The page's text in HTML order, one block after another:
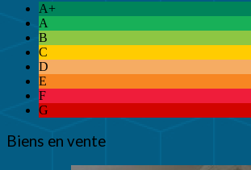
A+
A
B
C
D
E
F
G
Biens en vente